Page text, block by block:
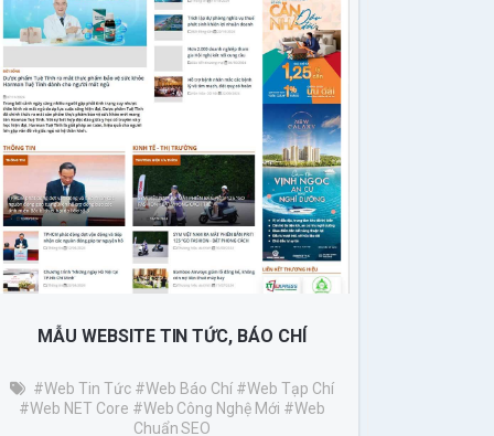
MẪU WEBSITE TIN TỨC, BÁO CHÍ
#Web Tin Tức #web Báo Chí #web Tạp Chí
#web NET Core #web Công Nghệ Mới #Web
Chuẩn SEO